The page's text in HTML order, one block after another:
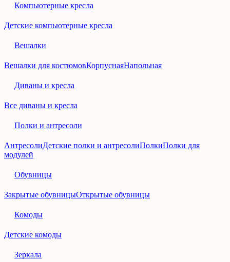
Компьютерные кресла
Детские компьютерные кресла
Вешалки
Вешалки для костюмовКорпуснаяНапольная
Диваны и кресла
Все диваны и кресла
Полки и антресоли
АнтресолиДетские полки и антресолиПолкиПолки для
модулей
Обувницы
Закрытые обувницыОткрытые обувницы
Комоды
Детские комоды
Зеркала